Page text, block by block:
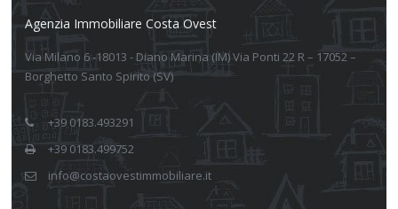
Agenzia Immobiliare Costa Ovest
Via Milano 6 -18013 - Diano Marina (IM) Via Ponti 22 R – 17052 –
Borghetto Santo Spirito (SV)
+39 0183.493291
+39 0183.499752
info@costaovestimmobiliare.it